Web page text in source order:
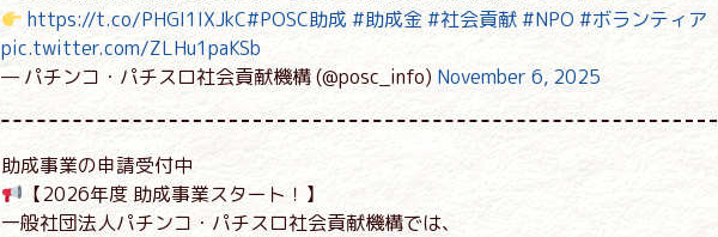
https://t.co/PHGI1IXJkC#POSC助成 #助成金#社会貢献#NPO #ボランティア
pic.twitter.com/ZLHu1paKSb
— パチンコ・パチスロ社会貢献機構 (@posc_info) November 6, 2025
助成事業の申請受付中
【2026年度 助成事業スタート！】
一般社団法人パチンコ・パチスロ社会貢献機構では、